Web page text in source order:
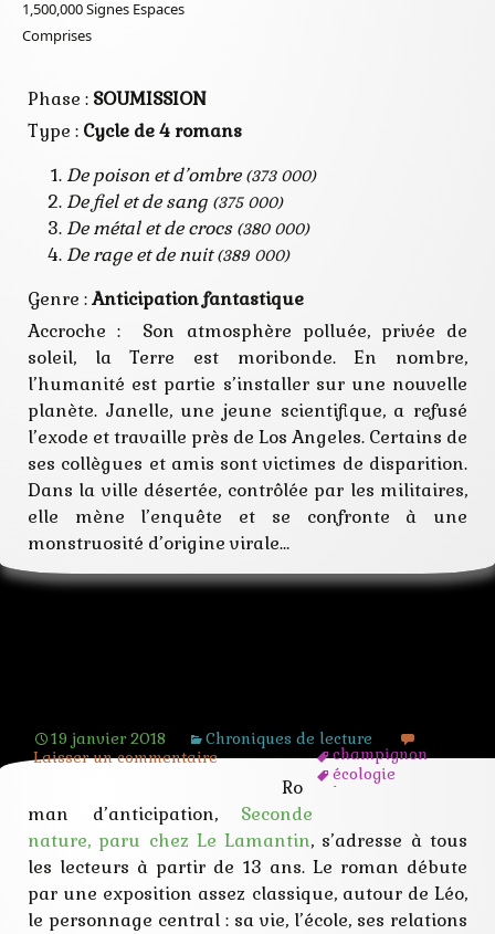
1,500,000Signes Espaces
Comprises
Phase : SOUMISSION
Type : Cycle de 4 romans
De poison et d’ombre (373 000)
De fiel et de sang (375 000)
De métal et de crocs (380 000)
De rage et de nuit(389 000)
Genre :Anticipationfantastique
Accroche : Son atmosphère polluée, privée de
soleil, la Terre est moribonde. En nombre,
l’humanité est partie s’installer sur une nouvelle
planète. Janelle, une jeune scientifique, a refusé
l’exode et travaille près de Los Angeles. Certains de
ses collègues et amis sont victimes de disparition.
Dans la ville désertée, contrôlée par les militaires,
elle mène l’enquête et se confronte à une
monstruosité d’origine virale…
19 janvier 2018 Chroniques de lecture
champignon
écologie
humain
nature
parasite
roman
sf
Laisser un commentaire
Ro
man d’anticipation, Seconde
nature, paru chez Le Lamantin, s’adresse à tous
les lecteurs à partir de 13 ans. Le roman débute
par une exposition assez classique, autour de Léo,
le personnage central : sa vie, l’école, ses relations